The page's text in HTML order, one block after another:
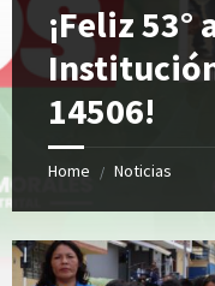
¡Feliz
14506!
Home / Noticias